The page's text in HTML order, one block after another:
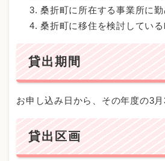
桑折町に所在する事業所に
桑折町に移住を検討してい
貸出期間
お申し込み日から、その年度の3月
貸出区画